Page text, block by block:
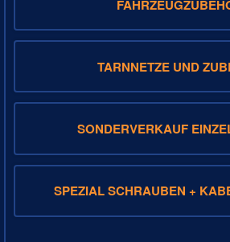
TARNNETZE UND
SONDERVERKAUF
SPEZIAL SCHRAUBEN +